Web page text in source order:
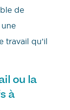
de
travail qu’il
ou la
à